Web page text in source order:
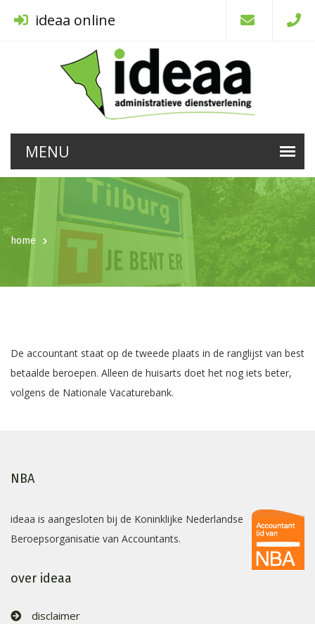
ideaa online
home
De accountant staat op de tweede plaats in de ranglijst van best
betaalde beroepen. Alleen de huisarts doet het nog iets beter,
volgens de Nationale Vacaturebank.
NBA
ideaa is aangesloten bij de Koninklijke Nederlandse
Beroepsorganisatie van Accountants.
over ideaa
disclaimer